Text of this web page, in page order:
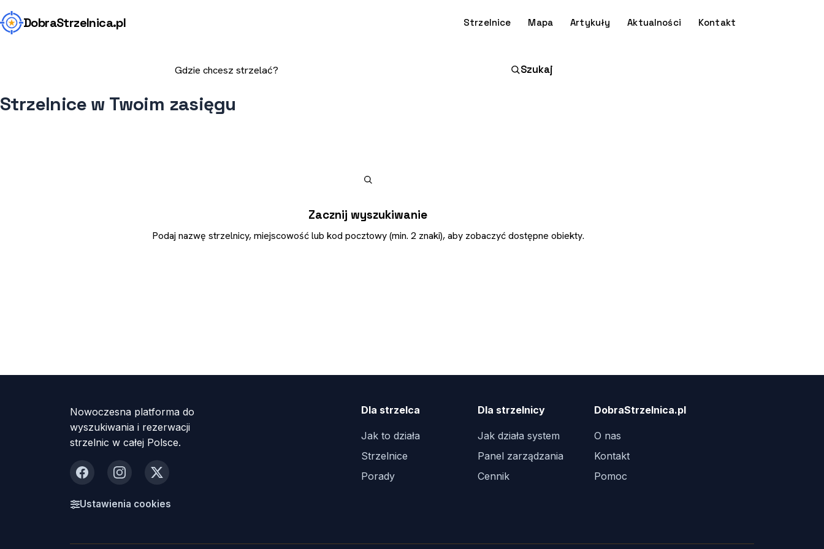
DobraStrzelnica.pl Strzelnice Mapa Artykuły Aktualności Kontakt
Szukaj
Strzelnice w Twoim zasięgu
Zacznij wyszukiwanie
Podaj nazwę strzelnicy, miejscowość lub kod pocztowy (min. 2 znaki), aby zobaczyć dostępne obiekty.
Nowoczesna platforma do
wyszukiwania i rezerwacji
strzelnic w całej Polsce.
FacebookInstagram
X
Ustawienia cookies
Dla strzelca
Jak to działa
Strzelnice
Porady
Dla strzelnicy
Jak działa system
Panel zarządzania
Cennik
DobraStrzelnica.pl
O nas
Kontakt
Pomoc